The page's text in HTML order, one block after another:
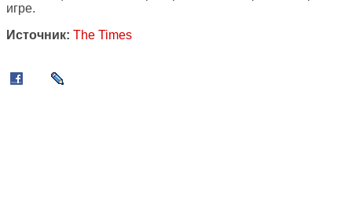
игре.
Источник: The Times